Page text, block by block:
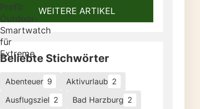
WEITERE ARTIKEL
Beliebte Stichwörter
Abenteuer 9 Aktivurlaub 2
Ausflugsziel 2 Bad Harzburg 2